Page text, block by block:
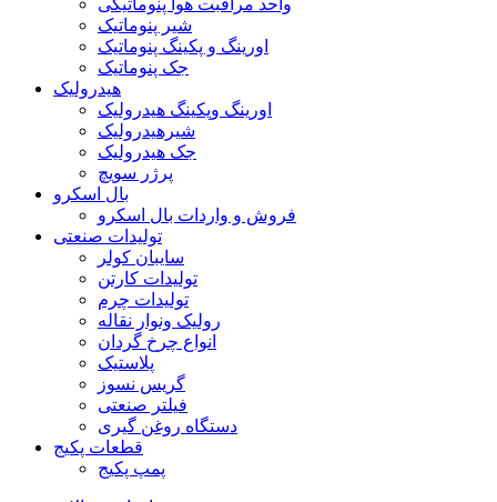
واحد مراقبت هوا پنوماتیکی
شیر پنوماتیک
اورینگ و پکینگ پنوماتیک
جک پنوماتیک
هیدرولیک
اورینگ وپکینگ هیدرولیک
شیرهیدرولیک
جک هیدرولیک
پرژر سویچ
بال اسکرو
فروش و واردات بال اسکرو
تولیدات صنعتی
سایبان کولر
تولیدات کارتن
تولیدات چرم
رولیک ونوار نقاله
انواع چرخ گردان
پلاستیک
گریس نسوز
فیلتر صنعتی
دستگاه روغن گیری
قطعات پکیج
پمپ پکیج